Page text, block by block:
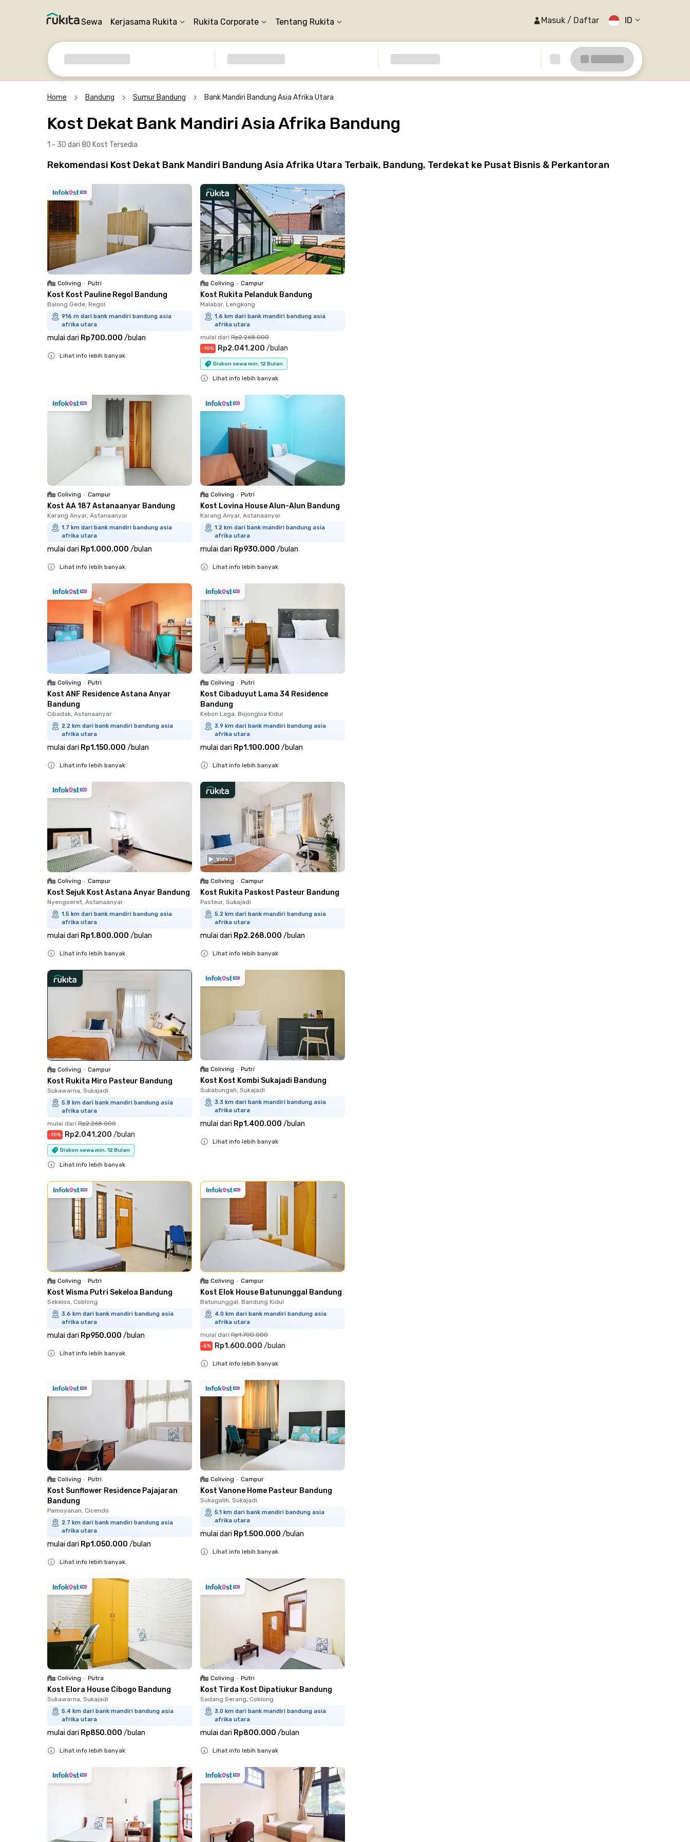
Sewa Kerjasama Rukita Rukita Corporate Tentang Rukita Masuk / Daftar ID
Home Bandung Sumur Bandung Bank Mandiri Bandung Asia Afrika Utara
Kost Dekat Bank Mandiri Asia Afrika Bandung
1 - 30 dari 80 Kost Tersedia
Rekomendasi Kost Dekat Bank Mandiri Bandung Asia Afrika Utara Terbaik, Bandung, Terdekat ke Pusat Bisnis & Perkantoran
Coliving • Putri
Kost Kost Pauline Regol Bandung
Balong Gede, Regol
916 m dari bank mandiri bandung asia
afrika utara
mulai dari Rp700.000 /bulan
Lihat info lebih banyak
Coliving • Campur
Kost Rukita Pelanduk Bandung
Malabar, Lengkong
1.6 km dari bank mandiri bandung asia
afrika utara
mulai dari Rp2.268.000
-10% Rp2.041.200 /bulan
Diskon sewa min. 12 Bulan
Lihat info lebih banyak
Coliving • Campur
Kost AA 187 Astanaanyar Bandung
Karang Anyar, Astanaanyar
1.7 km dari bank mandiri bandung asia
afrika utara
mulai dari Rp1.000.000 /bulan
Lihat info lebih banyak
Coliving • Putri
Kost Lovina House Alun-Alun Bandung
Karang Anyar, Astanaanyar
1.2 km dari bank mandiri bandung asia
afrika utara
mulai dari Rp930.000 /bulan
Lihat info lebih banyak
Coliving • Putri
Kost ANF Residence Astana Anyar
Bandung
Cibadak, Astanaanyar
2.2 km dari bank mandiri bandung asia
afrika utara
mulai dari Rp1.150.000 /bulan
Lihat info lebih banyak
Coliving • Putri
Kost Cibaduyut Lama 34 Residence
Bandung
Kebon Lega, Bojongloa Kidul
3.9 km dari bank mandiri bandung asia
afrika utara
mulai dari Rp1.100.000 /bulan
Lihat info lebih banyak
Coliving • Campur
Kost Sejuk Kost Astana Anyar Bandung
Nyengseret, Astanaanyar
1.5 km dari bank mandiri bandung asia
afrika utara
mulai dari Rp1.800.000 /bulan
Lihat info lebih banyak
Video
Coliving • Campur
Kost Rukita Paskost Pasteur Bandung
Pasteur, Sukajadi
5.2 km dari bank mandiri bandung asia
afrika utara
mulai dari Rp2.268.000 /bulan
Lihat info lebih banyak
Coliving • Campur
Kost Rukita Miro Pasteur Bandung
Sukawarna, Sukajadi
5.8 km dari bank mandiri bandung asia
afrika utara
mulai dari Rp2.268.000
-10% Rp2.041.200 /bulan
Diskon sewa min. 12 Bulan
Lihat info lebih banyak
Coliving • Putri
Kost Kost Kombi Sukajadi Bandung
Sukabungah, Sukajadi
3.3 km dari bank mandiri bandung asia
afrika utara
mulai dari Rp1.400.000 /bulan
Lihat info lebih banyak
Coliving • Putri
Kost Wisma Putri Sekeloa Bandung
Sekeloa, Coblong
3.6 km dari bank mandiri bandung asia
afrika utara
mulai dari Rp950.000 /bulan
Lihat info lebih banyak
Coliving • Campur
Kost Elok House Batununggal Bandung
Batununggal, Bandung Kidul
4.0 km dari bank mandiri bandung asia
afrika utara
mulai dari Rp1.700.000
-5% Rp1.600.000 /bulan
Lihat info lebih banyak
Coliving • Putri
Kost Sunflower Residence Pajajaran
Bandung
Pamoyanan, Cicendo
2.7 km dari bank mandiri bandung asia
afrika utara
mulai dari Rp1.050.000 /bulan
Lihat info lebih banyak
Coliving • Campur
Kost Vanone Home Pasteur Bandung
Sukagalih, Sukajadi
5.1 km dari bank mandiri bandung asia
afrika utara
mulai dari Rp1.500.000 /bulan
Lihat info lebih banyak
Coliving • Putra
Kost Elora House Cibogo Bandung
Sukawarna, Sukajadi
5.4 km dari bank mandiri bandung asia
afrika utara
mulai dari Rp850.000 /bulan
Lihat info lebih banyak
Coliving • Putri
Kost Tirda Kost Dipatiukur Bandung
Sadang Serang, Coblong
3.0 km dari bank mandiri bandung asia
afrika utara
mulai dari Rp800.000 /bulan
Lihat info lebih banyak